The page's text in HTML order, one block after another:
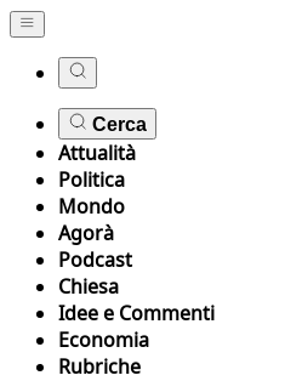
Cerca
Attualità
Politica
Mondo
Agorà
Podcast
Chiesa
Idee e Commenti
Economia
Rubriche